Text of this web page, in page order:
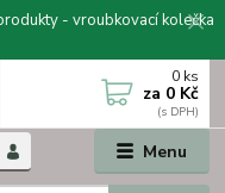
- vroubkovací kolečka
Menu
0 ks
za 0 Kč